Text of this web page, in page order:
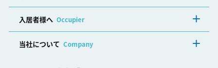
入居者様へ Occupier
当社について Company